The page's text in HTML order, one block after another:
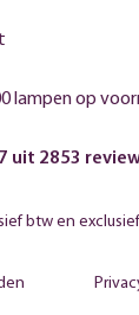
lampen op
uit 2853
btw en